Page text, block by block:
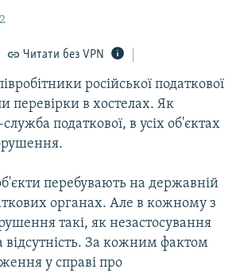
КРИМУ
Читати без VPN
російської податкової
перевірки в хостелах. Як
податкової, в усіх об'єктах
перебувають на державній
органах. Але в кожному з
такі, як незастосування
відсутність. За кожним фактом
у справі про